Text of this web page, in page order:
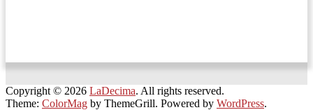
Copyright © 2026 LaDecima. All rights reserved.
Theme: ColorMag by ThemeGrill. Powered by WordPress.